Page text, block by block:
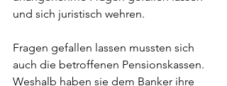
und sich juristisch wehren.
Fragen gefallen lassen mussten sich
auch die betroffenen Pensionskassen.
Weshalb haben sie dem Banker ihre